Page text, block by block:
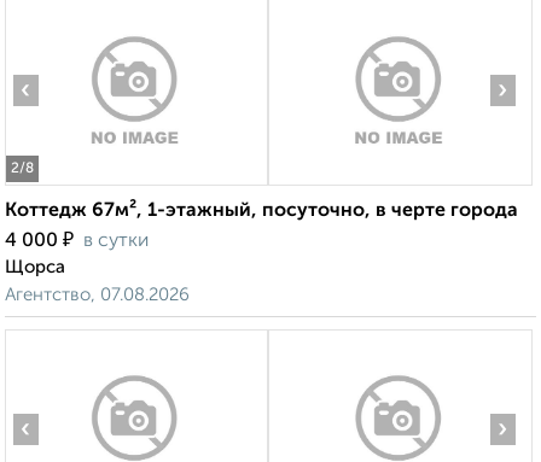
2/8
‹ ›
Коттедж 67м², 1-этажный, посуточно, в черте города
4 000 ₽ в сутки
Щорса
Агентство, 07.08.2026
‹ ›